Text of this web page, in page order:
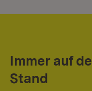
Immer auf
Stand